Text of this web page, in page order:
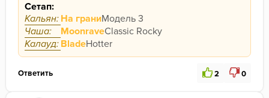
Сетап:
Кальян: На граниМодель 3
Чаша:
MoonraveClassic Rocky
Калауд: BladeHotter
Ответить 2 0